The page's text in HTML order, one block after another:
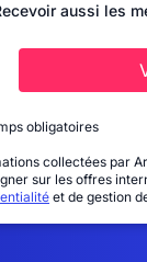
aussi les
obligatoires
collectées par
sur les offres
et de gestion